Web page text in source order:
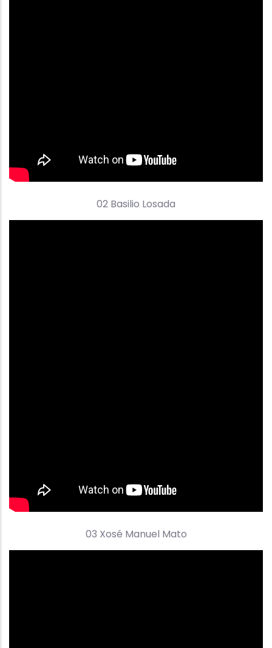
02 Basilio Losada
03 Xosé Manuel Mato